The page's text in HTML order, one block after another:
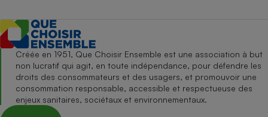
Créée en 1951, Que Choisir Ensemble est une association à but
non lucratif qui agit, en toute indépendance, pour défendre les
droits des consommateurs et des usagers, et promouvoir une
consommation responsable, accessible et respectueuse des
enjeux sanitaires, sociétaux et environnementaux.